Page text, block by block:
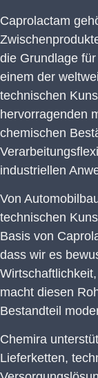
Caprolactam
die Grundlage
einem der
technischen
hervorragenden
chemischen
industriellen
Von
technischen
Basis von
dass wir es
macht diesen
Bestandteil
Chemira
Lieferketten,